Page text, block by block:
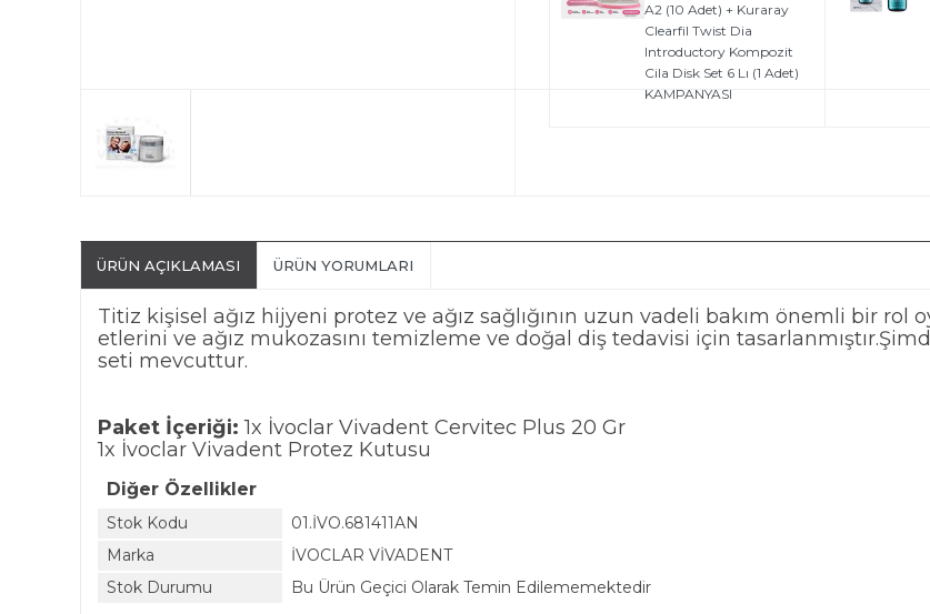
A2 (10 Adet) + Kuraray
Clearfil Twist Dia
Introductory Kompozit
Cila Disk Set 6 Lı (1 Adet)
KAMPANYASI
ÜRÜN AÇIKLAMASI ÜRÜN YORUMLARI
Titiz kişisel ağız hijyeni protez ve ağız sağlığının uzun vadeli bakım önemli bir
etlerini ve ağız mukozasını temizleme ve doğal diş tedavisi için
seti mevcuttur.
Paket İçeriği: 1x İvoclar Vivadent Cervitec Plus 20 Gr
1x İvoclar Vivadent Protez Kutusu
Diğer Özellikler
Stok Kodu
01.İVO.681411AN
Marka
İVOCLAR VİVADENT
Stok Durumu
Bu Ürün Geçici Olarak Temin Edilememektedir